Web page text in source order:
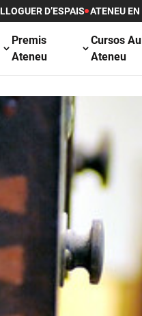
LLOGUER D’ESPAIS ATENEU
Premis
Ateneu
Cursos
Ateneu